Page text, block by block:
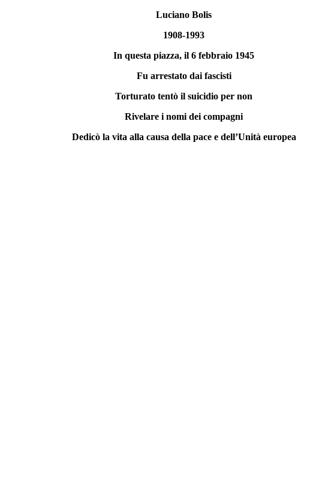
Luciano Bolis
1908-1993
In questa piazza, il 6 febbraio 1945
Fu arrestato dai fascisti
Torturato tentò il suicidio per non
Rivelare i nomi dei compagni
Dedicò la vita alla causa della pace e dell’Unità europea